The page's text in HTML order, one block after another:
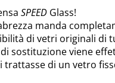
SPEED Glass!
manda
di vetri originali
sostituzione viene
di un vetro